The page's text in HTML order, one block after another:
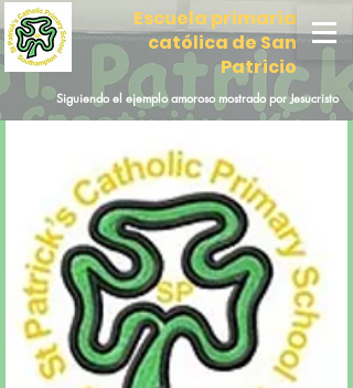
Escuela primaria
católica de San
Patricio
Siguiendo el ejemplo amoroso mostrado por Jesucristo